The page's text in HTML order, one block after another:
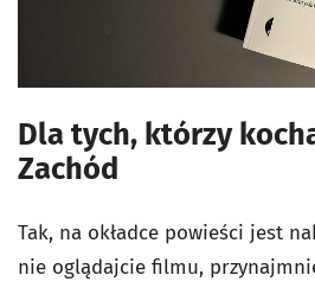
Dla tych, którzy
Zachód
Tak, na okładce powieści jest
nie oglądajcie filmu,